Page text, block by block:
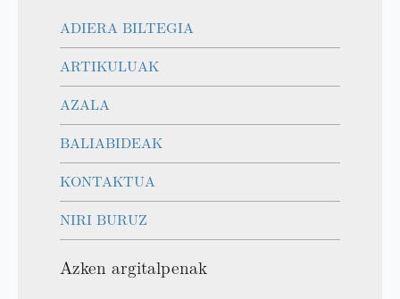
ADIERA BILTEGIA
ARTIKULUAK
AZALA
BALIABIDEAK
KONTAKTUA
NIRI BURUZ
Azken argitalpenak